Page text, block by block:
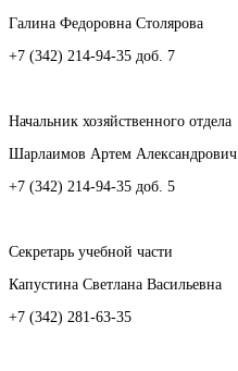
Галина Федоровна Столярова
+7 (342) 214-94-35 доб. 7
Начальник хозяйственного отдела
Шарлаимов Артем Александрович
+7 (342) 214-94-35 доб. 5
Секретарь учебной части
Капустина Светлана Васильевна
+7 (342) 281-63-35